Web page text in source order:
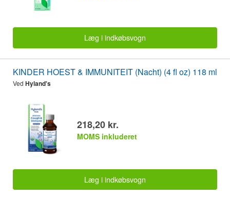
Læg i indkøbsvogn
KINDER HOEST & IMMUNITEIT (Nacht) (4 fl oz) 118 ml
Ved Hyland's
218,20 kr.
MOMS inkluderet
Læg i indkøbsvogn